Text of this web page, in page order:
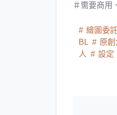
＃需要商用
繪圖委
BL
原
人
設定